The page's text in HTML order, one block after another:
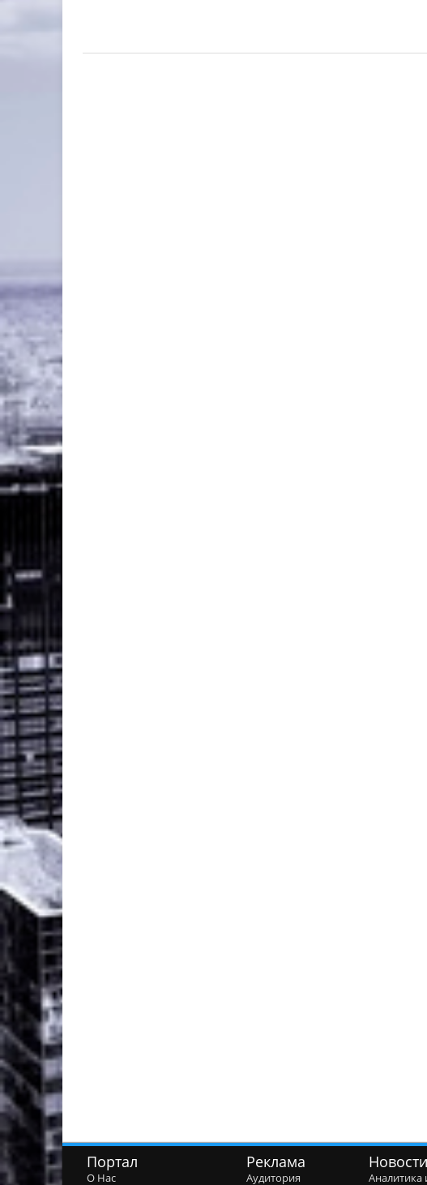
Портал
О Нас
Реклама
Аудитория
Новости
Аналитика